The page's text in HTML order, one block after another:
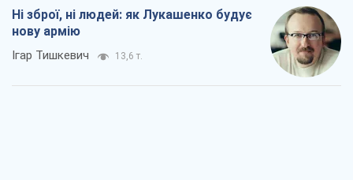
Ні зброї, ні людей: як Лукашенко будує
нову армію
Ігар Тишкевич 13,6 т.